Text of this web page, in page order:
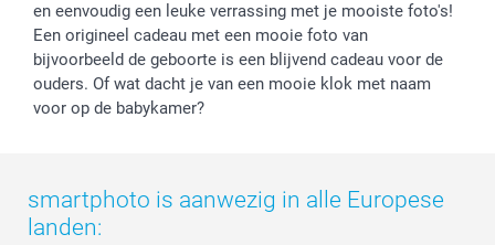
Influencer partnerprogramma
en eenvoudig een leuke verrassing met je mooiste foto's!
Een origineel cadeau met een mooie foto van
bijvoorbeeld de geboorte is een blijvend cadeau voor de
ouders. Of wat dacht je van een mooie klok met naam
voor op de babykamer?
smartphoto is aanwezig in alle Europese
landen: